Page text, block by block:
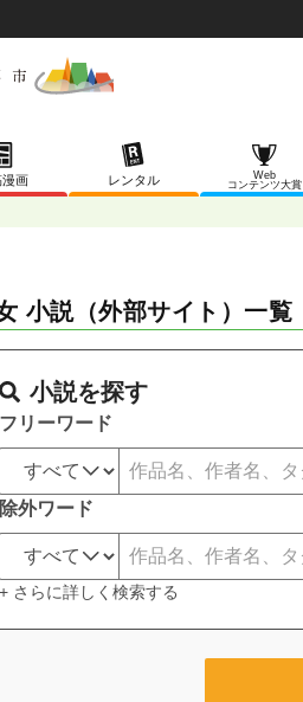
画 レンタル
Web
コンテンツ大賞
小説（外部サイト）一覧
小説を探す
フリーワード
除外ワード
+ さらに詳しく検索する